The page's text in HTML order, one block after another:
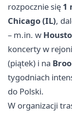
rozpocznie się 1
Chicago (IL),
– m.in. w
koncerty w
(piątek) i na
tygodniach
do Polski.
W organizacji